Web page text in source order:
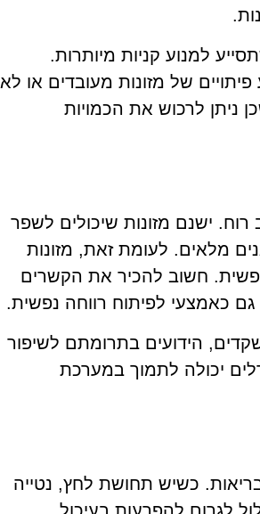
למנוע קניות מיותרות.
של מזונות מעובדים או לא
ניתן לרכוש את הכמויות
ישנם מזונות שיכולים לשפר
מלאים. לעומת זאת, מזונות
חשוב להכיר את הקשרים
כאמצעי לפיתוח רווחה נפשית.
3, כמו דגים, אגוזים ושקדים, הידועים בתרומתם לשיפור
יכולה לתמוך במערכת
כשיש תחושת לחץ, נטייה